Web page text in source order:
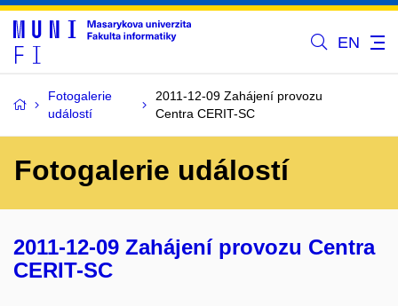
EN
Fotogalerie
událostí
2011-12-09 Zahájení provozu
Centra CERIT-SC
Fotogalerie událostí
2011-12-09 Zahájení provozu Centra
CERIT-SC